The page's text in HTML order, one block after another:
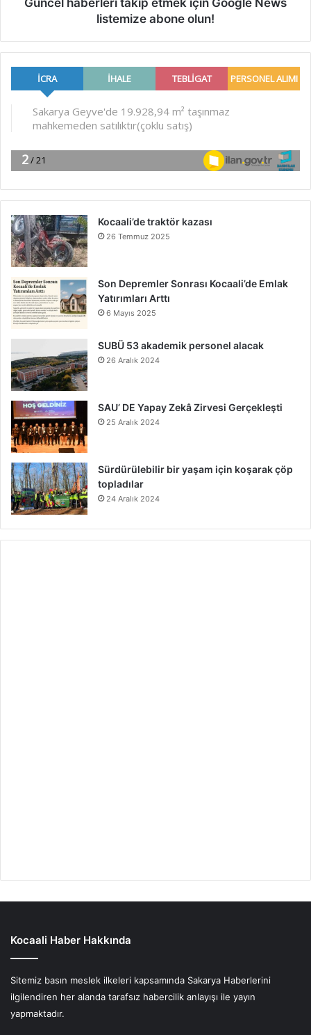
listemize abone olun!
Kocaali’de traktör kazası
26 Temmuz 2025
Son Depremler Sonrası Kocaali’de Emlak
Yatırımları Arttı
6 Mayıs 2025
SUBÜ 53 akademik personel alacak
26 Aralık 2024
SAU’ DE Yapay Zekâ Zirvesi Gerçekleşti
25 Aralık 2024
Sürdürülebilir bir yaşam için koşarak çöp
topladılar
24 Aralık 2024
Kocaali Haber Hakkında
Sitemiz basın meslek ilkeleri kapsamında Sakarya Haberlerini
ilgilendiren her alanda tarafsız habercilik anlayışı ile yayın
yapmaktadır.